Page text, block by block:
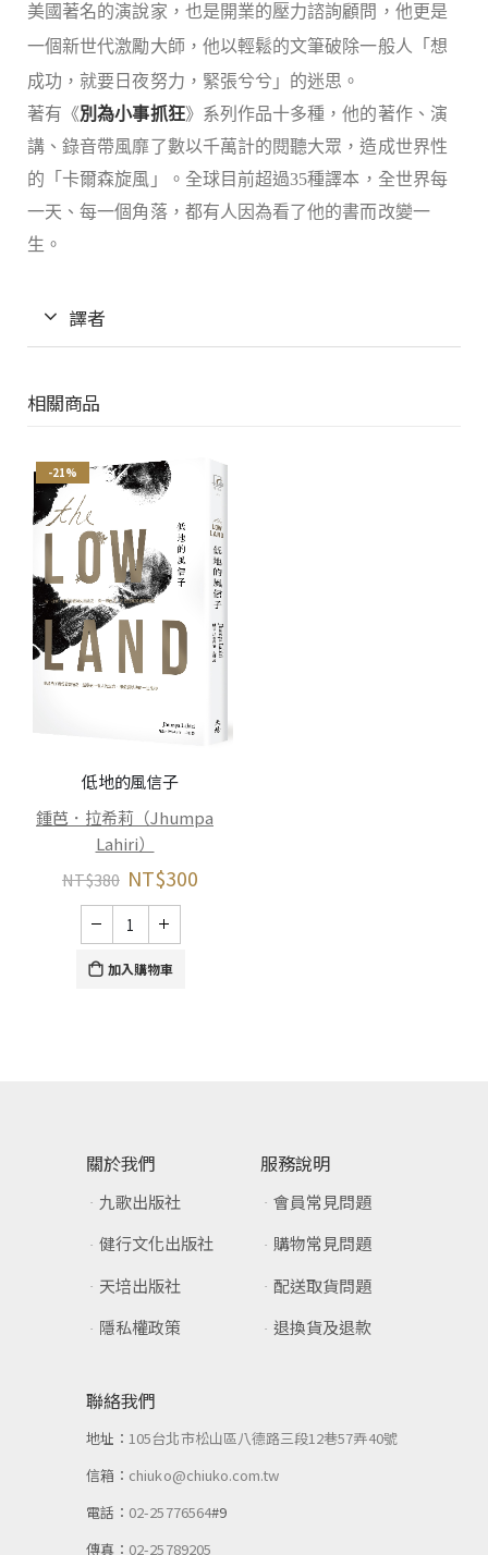
美國著名的演說家，也是開業的壓力諮詢顧問，他更是
一個新世代激勵大師，他以輕鬆的文筆破除一般人「想
成功，就要日夜努力，緊張兮兮」的迷思。
著有《別為小事抓狂》系列作品十多種，他的著作、演
講、錄音帶風靡了數以千萬計的閱聽大眾，造成世界性
的「卡爾森旋風」。全球目前超過35種譯本，全世界每
一天、每一個角落，都有人因為看了他的書而改變一
生。
譯者
相關商品
-21%
低地的風信子
鍾芭．拉希莉（Jhumpa
Lahiri）
NT$380 NT$300
加入購物車
關於我們
九歌出版社
健行文化出版社
天培出版社
隱私權政策
服務說明
會員常見問題
購物常見問題
配送取貨問題
退換貨及退款
聯絡我們
地址： 105台北市松山區八德路三段12巷57弄40號
信箱： chiuko@chiuko.com.tw
電話： 02-25776564#9
傳真： 02-25789205